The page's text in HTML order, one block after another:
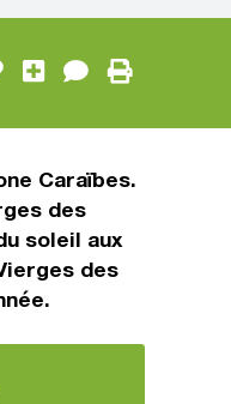
Caraïbes.
des
soleil aux
des